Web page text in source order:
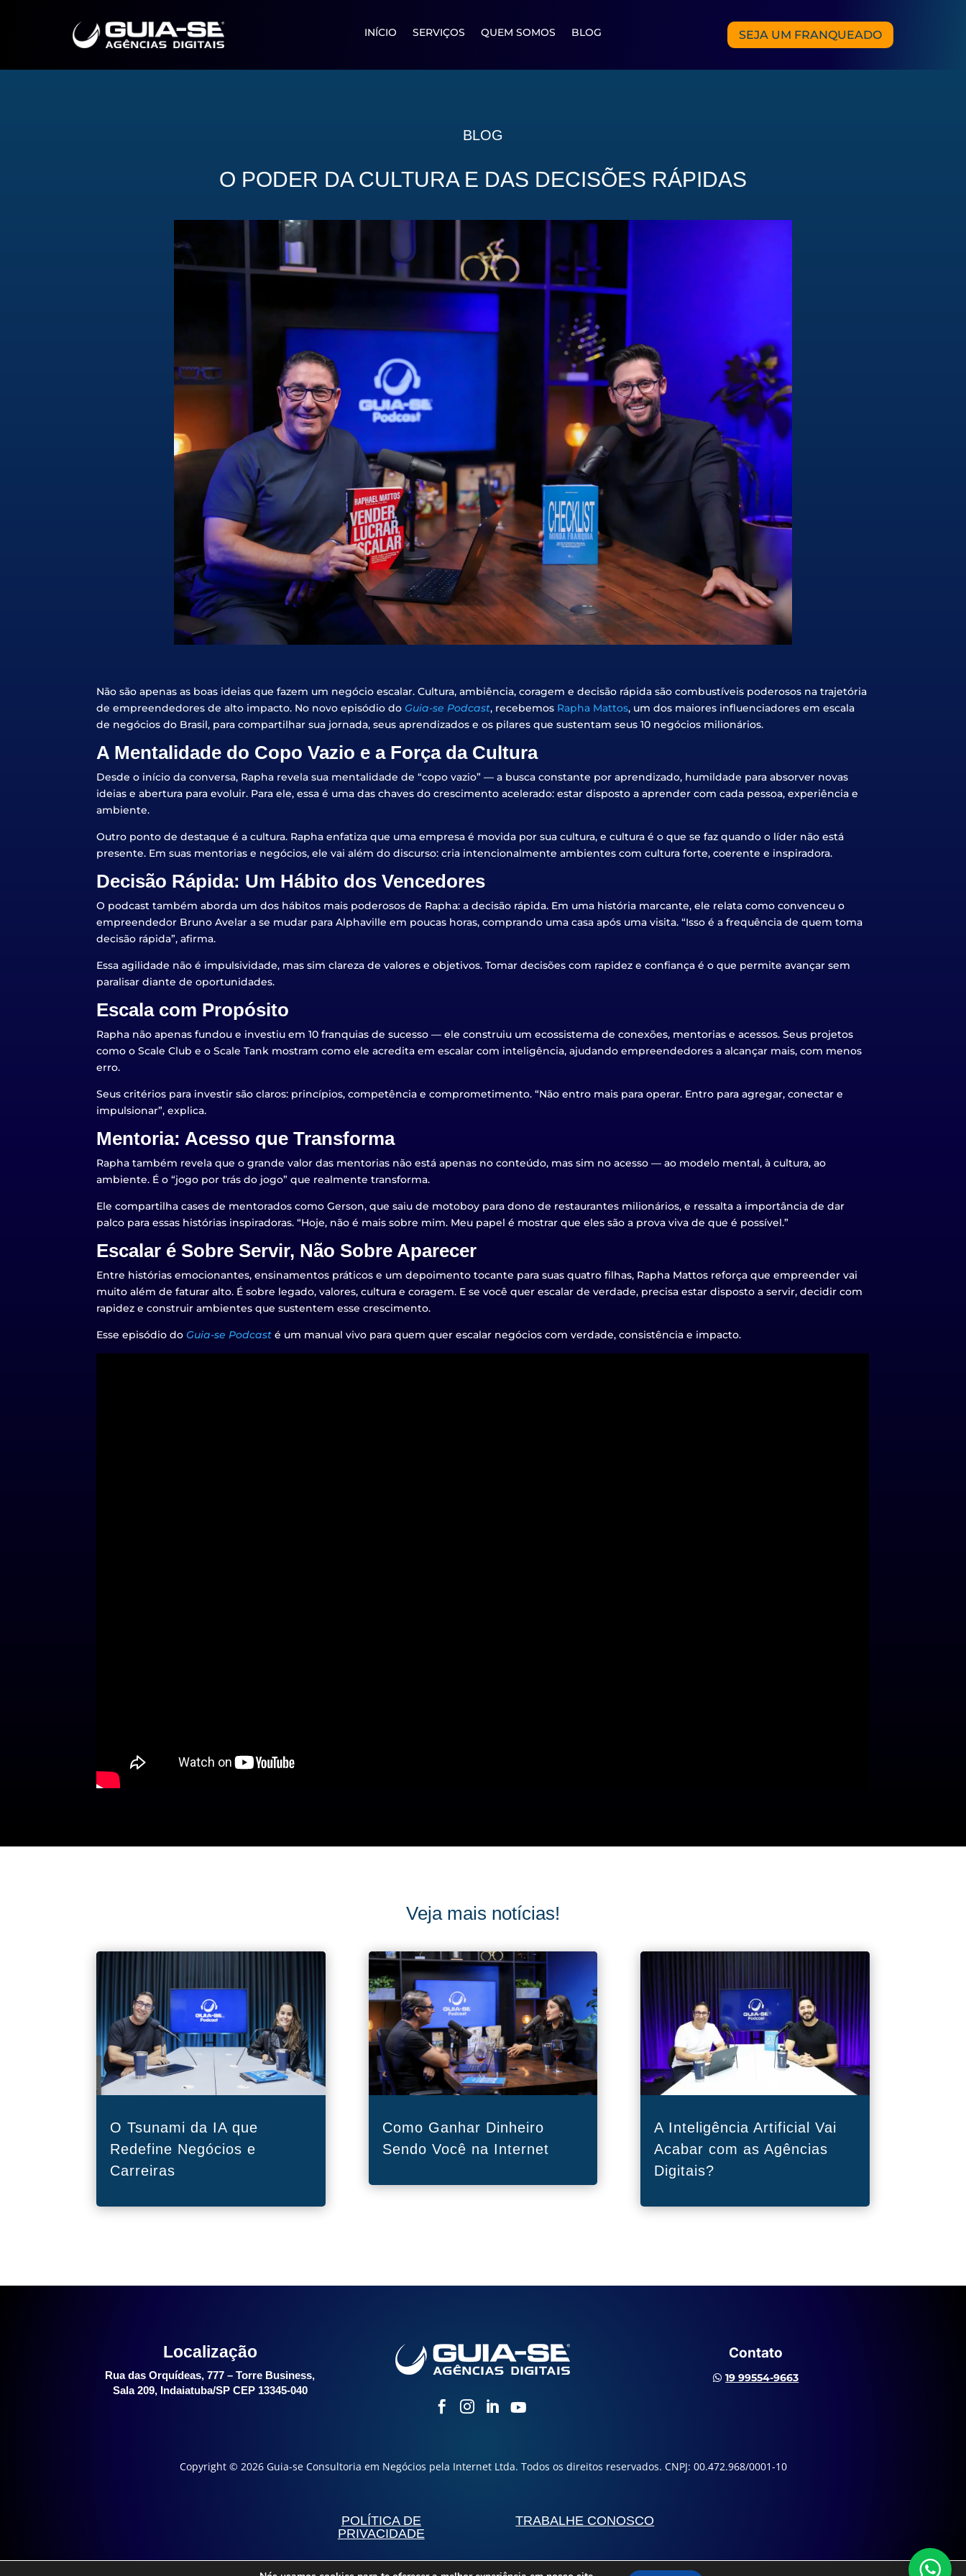
INÍCIO SERVIÇOS QUEM SOMOS BLOG SEJA UM FRANQUEADO
BLOG
O PODER DA CULTURA E DAS DECISÕES RÁPIDAS
Não são apenas as boas ideias que fazem um negócio escalar. Cultura, ambiência, coragem e decisão rápida são combustíveis poderosos na trajetória
de empreendedores de alto impacto. No novo episódio do Guia-se Podcast, recebemos Rapha Mattos, um dos maiores influenciadores em escala
de negócios do Brasil, para compartilhar sua jornada, seus aprendizados e os pilares que sustentam seus 10 negócios milionários.
A Mentalidade do Copo Vazio e a Força da Cultura
Desde o início da conversa, Rapha revela sua mentalidade de “copo vazio” — a busca constante por aprendizado, humildade para absorver novas
ideias e abertura para evoluir. Para ele, essa é uma das chaves do crescimento acelerado: estar disposto a aprender com cada pessoa, experiência e
ambiente.
Outro ponto de destaque é a cultura. Rapha enfatiza que uma empresa é movida por sua cultura, e cultura é o que se faz quando o líder não está
presente. Em suas mentorias e negócios, ele vai além do discurso: cria intencionalmente ambientes com cultura forte, coerente e inspiradora.
Decisão Rápida: Um Hábito dos Vencedores
O podcast também aborda um dos hábitos mais poderosos de Rapha: a decisão rápida. Em uma história marcante, ele relata como convenceu o
empreendedor Bruno Avelar a se mudar para Alphaville em poucas horas, comprando uma casa após uma visita. “Isso é a frequência de quem toma
decisão rápida”, afirma.
Essa agilidade não é impulsividade, mas sim clareza de valores e objetivos. Tomar decisões com rapidez e confiança é o que permite avançar sem
paralisar diante de oportunidades.
Escala com Propósito
Rapha não apenas fundou e investiu em 10 franquias de sucesso — ele construiu um ecossistema de conexões, mentorias e acessos. Seus projetos
como o Scale Club e o Scale Tank mostram como ele acredita em escalar com inteligência, ajudando empreendedores a alcançar mais, com menos
erro.
Seus critérios para investir são claros: princípios, competência e comprometimento. “Não entro mais para operar. Entro para agregar, conectar e
impulsionar”, explica.
Mentoria: Acesso que Transforma
Rapha também revela que o grande valor das mentorias não está apenas no conteúdo, mas sim no acesso — ao modelo mental, à cultura, ao
ambiente. É o “jogo por trás do jogo” que realmente transforma.
Ele compartilha cases de mentorados como Gerson, que saiu de motoboy para dono de restaurantes milionários, e ressalta a importância de dar
palco para essas histórias inspiradoras. “Hoje, não é mais sobre mim. Meu papel é mostrar que eles são a prova viva de que é possível.”
Escalar é Sobre Servir, Não Sobre Aparecer
Entre histórias emocionantes, ensinamentos práticos e um depoimento tocante para suas quatro filhas, Rapha Mattos reforça que empreender vai
muito além de faturar alto. É sobre legado, valores, cultura e coragem. E se você quer escalar de verdade, precisa estar disposto a servir, decidir com
rapidez e construir ambientes que sustentem esse crescimento.
Esse episódio do Guia-se Podcast é um manual vivo para quem quer escalar negócios com verdade, consistência e impacto.
Veja mais notícias!
O Tsunami da IA que
Redefine Negócios e
Carreiras
Como Ganhar Dinheiro
Sendo Você na Internet
A Inteligência Artificial Vai
Acabar com as Agências
Digitais?
Localização
Rua das Orquídeas, 777 – Torre Business,
Sala 209, Indaiatuba/SP CEP 13345-040
   
Contato
 19 99554-9663
Copyright © 2026 Guia-se Consultoria em Negócios pela Internet Ltda. Todos os direitos reservados. CNPJ: 00.472.968/0001-10
POLÍTICA DE
PRIVACIDADE
TRABALHE CONOSCO